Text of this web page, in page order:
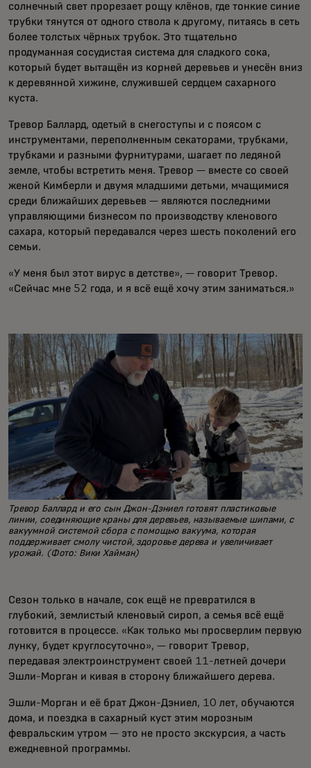
солнечный свет прорезает рощу клёнов, где тонкие синие
трубки тянутся от одного ствола к другому, питаясь в сеть
более толстых чёрных трубок. Это тщательно
продуманная сосудистая система для сладкого сока,
который будет вытащён из корней деревьев и унесён вниз
к деревянной хижине, служившей сердцем сахарного
куста.
Тревор Баллард, одетый в снегоступы и с поясом с
инструментами, переполненным секаторами, трубками,
трубками и разными фурнитурами, шагает по ледяной
земле, чтобы встретить меня. Тревор — вместе со своей
женой Кимберли и двумя младшими детьми, мчащимися
среди ближайших деревьев — являются последними
управляющими бизнесом по производству кленового
сахара, который передавался через шесть поколений его
семьи.
«У меня был этот вирус в детстве», — говорит Тревор.
«Сейчас мне 52 года, и я всё ещё хочу этим заниматься.»
Тревор Баллард и его сын Джон-Дэниел готовят пластиковые
линии, соединяющие краны для деревьев, называемые шипами, с
вакуумной системой сбора с помощью вакуума, которая
поддерживает смолу чистой, здоровье дерева и увеличивает
урожай. (Фото: Вики Хайман)
Сезон только в начале, сок ещё не превратился в
глубокий, землистый кленовый сироп, а семья всё ещё
готовится в процессе. «Как только мы просверлим первую
лунку, будет круглосуточно», — говорит Тревор,
передавая электроинструмент своей 11-летней дочери
Эшли-Морган и кивая в сторону ближайшего дерева.
Эшли-Морган и её брат Джон-Дэниел, 10 лет, обучаются
дома, и поездка в сахарный куст этим морозным
февральским утром — это не просто экскурсия, а часть
ежедневной программы.